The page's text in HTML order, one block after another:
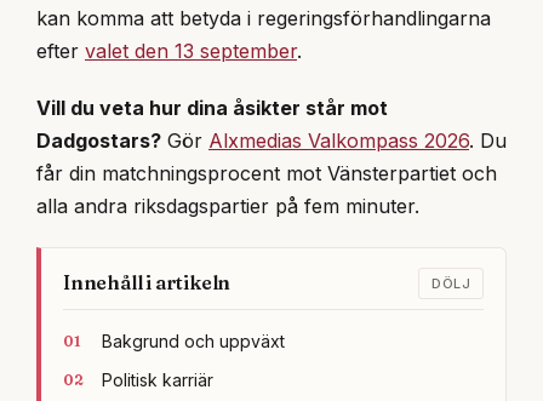
kan komma att betyda i regeringsförhandlingarna
efter valet den 13 september.
Vill du veta hur dina åsikter står mot
Dadgostars? Gör Alxmedias Valkompass 2026. Du
får din matchningsprocent mot Vänsterpartiet och
alla andra riksdagspartier på fem minuter.
Innehåll i artikeln DÖLJ
Bakgrund och uppväxt
Politisk karriär